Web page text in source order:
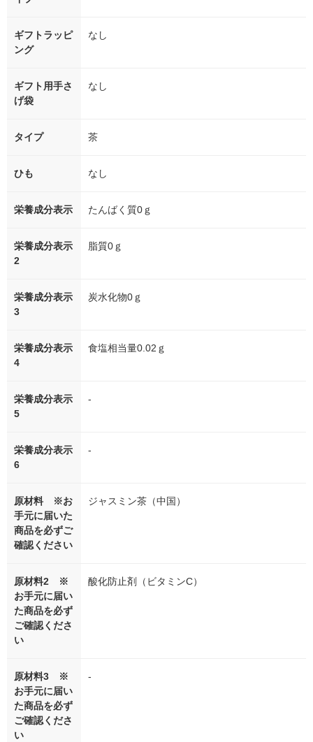
ギフトラッピ
ング
なし
ギフト用手さ
げ袋
なし
タイプ 茶
ひも なし
栄養成分表示 たんばく質0ｇ
栄養成分表示
2
脂質0ｇ
栄養成分表示
3
炭水化物0ｇ
栄養成分表示
4
食塩相当量0.02ｇ
栄養成分表示
5
-
栄養成分表示
6
-
原材料 ※お
手元に届いた
商品を必ずご
確認ください
ジャスミン茶（中国）
原材料2 ※
お手元に届い
た商品を必ず
ご確認くださ
い
酸化防止剤（ビタミンC）
原材料3 ※
お手元に届い
た商品を必ず
ご確認くださ
い
-